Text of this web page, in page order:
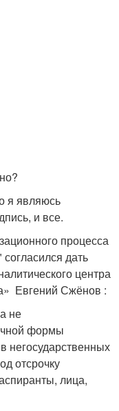
я являюсь
и все.
процесса
дать
центра
Евгений Сжёнов :
не
формы
негосударственных
отсрочку
лица,